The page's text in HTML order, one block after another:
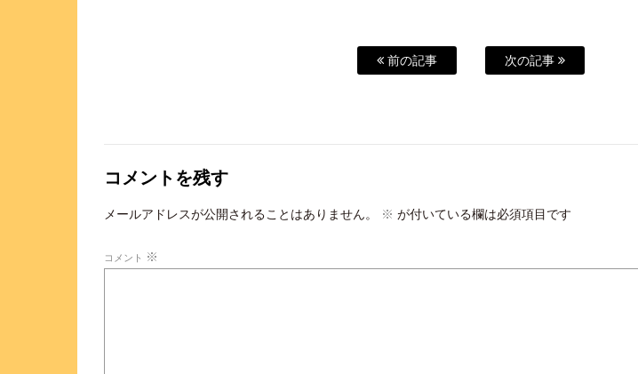
前の記事 次の記事
コメントを残す
メールアドレスが公開されることはありません。 ※ が付いている欄は必須項目です
コメント ※